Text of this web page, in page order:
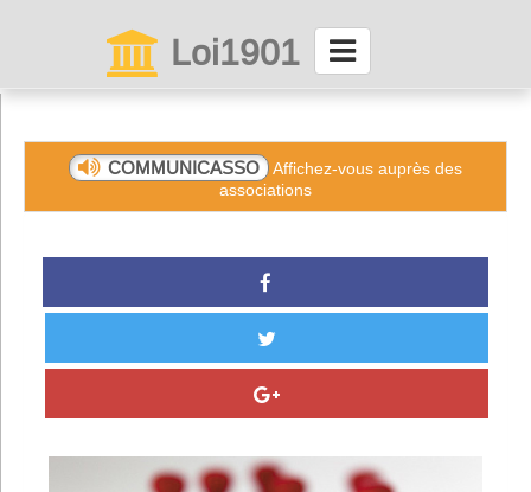
Loi1901
Connexion
Partager
COMMUNICASSO
Affichez-vous auprès des
associations